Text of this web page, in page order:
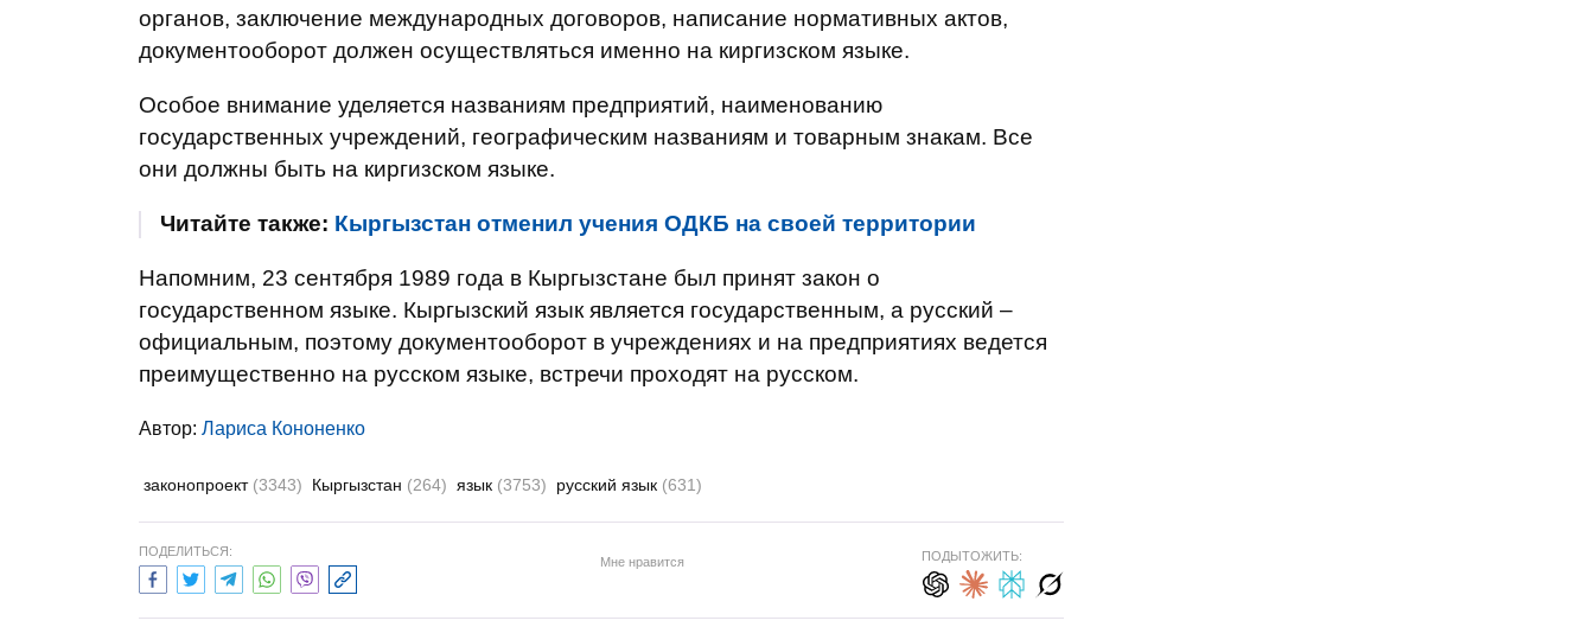
органов, заключение международных договоров, написание нормативных актов,
документооборот должен осуществляться именно на киргизском языке.
Особое внимание уделяется названиям предприятий, наименованию
государственных учреждений, географическим названиям и товарным знакам. Все
они должны быть на киргизском языке.
Читайте также: Кыргызстан отменил учения ОДКБ на своей территории
Напомним, 23 сентября 1989 года в Кыргызстане был принят закон о
государственном языке. Кыргызский язык является государственным, а русский –
официальным, поэтому документооборот в учреждениях и на предприятиях ведется
преимущественно на русском языке, встречи проходят на русском.
Автор: Лариса Кононенко
законопроект (3343) Кыргызстан (264) язык (3753) русский язык (631)
ПОДЕЛИТЬСЯ:
Мне нравится ПОДЫТОЖИТЬ: